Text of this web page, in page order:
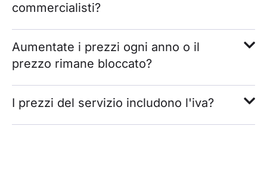
commercialisti?
Aumentate i prezzi ogni anno o il
prezzo rimane bloccato?
I prezzi del servizio includono l'iva?